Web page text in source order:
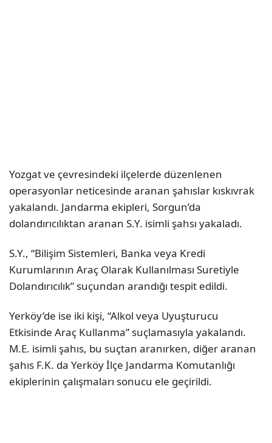
Yozgat ve çevresindeki ilçelerde düzenlenen
operasyonlar neticesinde aranan şahıslar kıskıvrak
yakalandı. Jandarma ekipleri, Sorgun’da
dolandırıcılıktan aranan S.Y. isimli şahsı yakaladı.
S.Y., “Bilişim Sistemleri, Banka veya Kredi
Kurumlarının Araç Olarak Kullanılması Suretiyle
Dolandırıcılık” suçundan arandığı tespit edildi.
Yerköy’de ise iki kişi, “Alkol veya Uyuşturucu
Etkisinde Araç Kullanma” suçlamasıyla yakalandı.
M.E. isimli şahıs, bu suçtan aranırken, diğer aranan
şahıs F.K. da Yerköy İlçe Jandarma Komutanlığı
ekiplerinin çalışmaları sonucu ele geçirildi.